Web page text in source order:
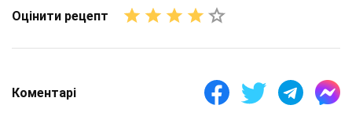
Оцінити рецепт
Коментарі